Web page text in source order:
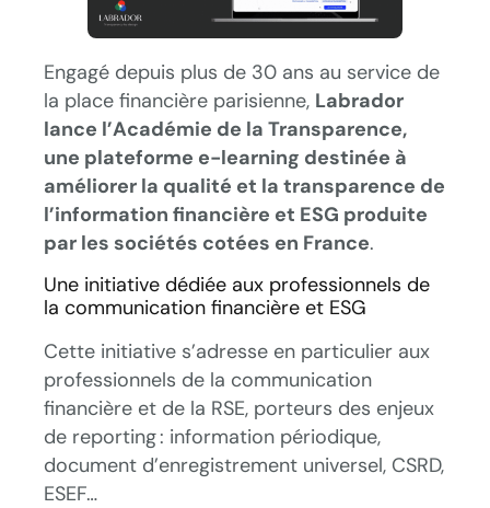
Engagé depuis plus de 30 ans au service de
la place financière parisienne, Labrador
lance l’Académie de la Transparence,
une plateforme e-learning destinée à
améliorer la qualité et la transparence de
l’information financière et ESG produite
par les sociétés cotées en France.
Une initiative dédiée aux professionnels de
la communication financière et ESG
Cette initiative s’adresse en particulier aux
professionnels de la communication
financière et de la RSE, porteurs des enjeux
de reporting : information périodique,
document d’enregistrement universel, CSRD,
ESEF…